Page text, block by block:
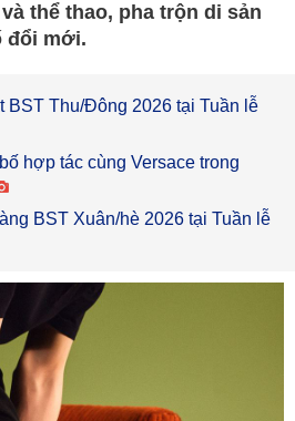
thể thao, pha trộn di sản
đổi mới.
BST Thu/Đông 2026 tại Tuần lễ
hợp tác cùng Versace trong
BST Xuân/hè 2026 tại Tuần lễ